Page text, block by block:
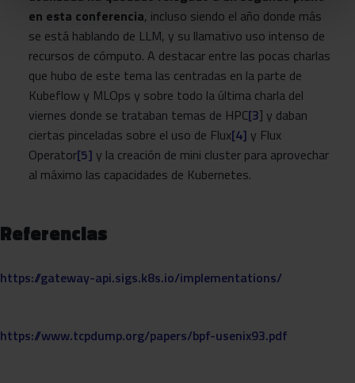
en esta conferencia, incluso siendo el año donde más
se está hablando de LLM, y su llamativo uso intenso de
recursos de cómputo. A destacar entre las pocas charlas
que hubo de este tema las centradas en la parte de
Kubeflow y MLOps y sobre todo la última charla del
viernes donde se trataban temas de HPC[3] y daban
ciertas pinceladas sobre el uso de Flux[4] y Flux
Operator[5] y la creación de mini cluster para aprovechar
al máximo las capacidades de Kubernetes.
Referencias
https://gateway-api.sigs.k8s.io/implementations/
https://www.tcpdump.org/papers/bpf-usenix93.pdf